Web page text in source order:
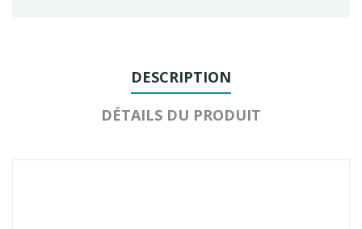
DESCRIPTION
DÉTAILS DU PRODUIT